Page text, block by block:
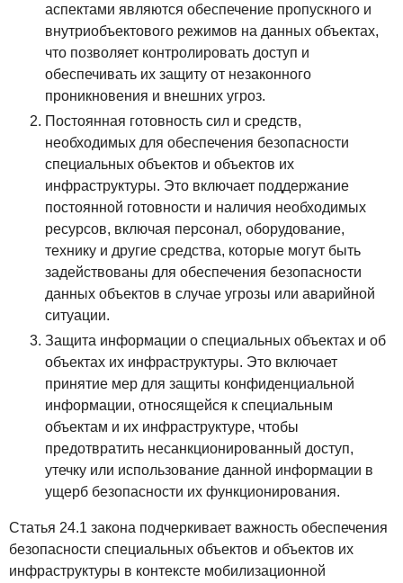
аспектами являются обеспечение пропускного и
внутриобъектового режимов на данных объектах,
что позволяет контролировать доступ и
обеспечивать их защиту от незаконного
проникновения и внешних угроз.
Постоянная готовность сил и средств,
необходимых для обеспечения безопасности
специальных объектов и объектов их
инфраструктуры. Это включает поддержание
постоянной готовности и наличия необходимых
ресурсов, включая персонал, оборудование,
технику и другие средства, которые могут быть
задействованы для обеспечения безопасности
данных объектов в случае угрозы или аварийной
ситуации.
Защита информации о специальных объектах и об
объектах их инфраструктуры. Это включает
принятие мер для защиты конфиденциальной
информации, относящейся к специальным
объектам и их инфраструктуре, чтобы
предотвратить несанкционированный доступ,
утечку или использование данной информации в
ущерб безопасности их функционирования.
Статья 24.1 закона подчеркивает важность обеспечения
безопасности специальных объектов и объектов их
инфраструктуры в контексте мобилизационной